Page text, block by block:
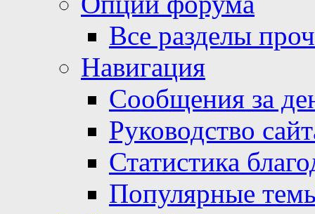
Все разделы
Навигация
Сообщения за
Руководство
Статистика
Популярные